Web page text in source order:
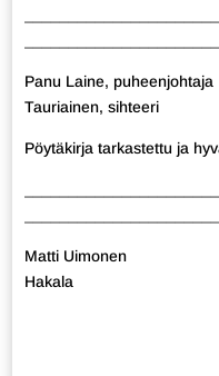
Panu Laine,
Tauriainen, sihteeri
Pöytäkirja tarkastettu ja
Matti
Hakala